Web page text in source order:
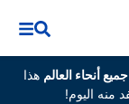
هذا